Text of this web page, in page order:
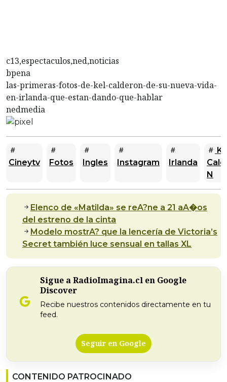
c13,espectaculos,ned,noticias
bpena
las-primeras-fotos-de-kel-calderon-de-su-nueva-vida-
en-irlanda-que-estan-dando-que-hablar
nedmedia
Cineytv Fotos Ingles Instagram Irlanda
N
Elenco de «Matilda» se reA?ne a 21 aA�os
del estreno de la cinta
Modelo mostrA? que la lencería de Victoria’s
Secret también luce sensual en tallas XL
Sigue a RadioImagina.cl en Google
Discover
Recibe nuestros contenidos directamente en tu
feed.
Seguir en Google
CONTENIDO PATROCINADO